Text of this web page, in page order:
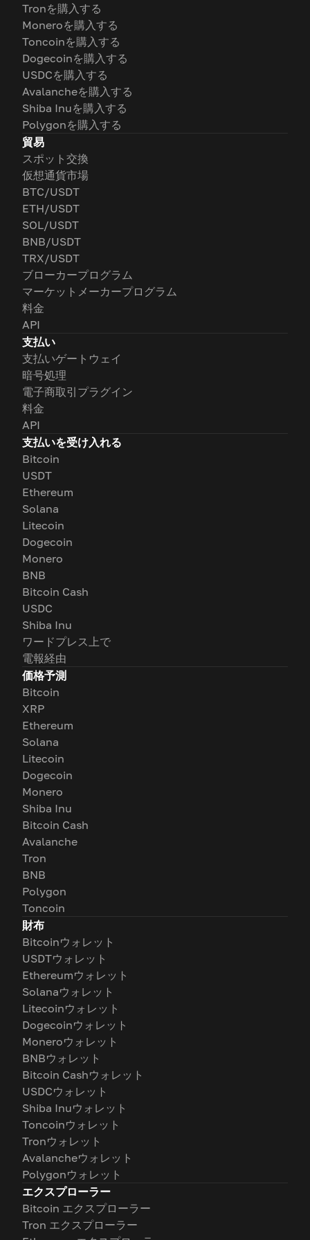
Tronを購入する
Moneroを購入する
Toncoinを購入する
Dogecoinを購入する
USDCを購入する
Avalancheを購入する
Shiba Inuを購入する
Polygonを購入する
貿易
スポット交換
仮想通貨市場
BTC/USDT
ETH/USDT
SOL/USDT
BNB/USDT
TRX/USDT
ブローカープログラム
マーケットメーカープログラム
料金
API
支払い
支払いゲートウェイ
暗号処理
電子商取引プラグイン
料金
API
支払いを受け入れる
Bitcoin
USDT
Ethereum
Solana
Litecoin
Dogecoin
Monero
BNB
Bitcoin Cash
USDC
Shiba Inu
ワードプレス上で
電報経由
価格予測
Bitcoin
XRP
Ethereum
Solana
Litecoin
Dogecoin
Monero
Shiba Inu
Bitcoin Cash
Avalanche
Tron
BNB
Polygon
Toncoin
財布
Bitcoinウォレット
USDTウォレット
Ethereumウォレット
Solanaウォレット
Litecoinウォレット
Dogecoinウォレット
Moneroウォレット
BNBウォレット
Bitcoin Cashウォレット
USDCウォレット
Shiba Inuウォレット
Toncoinウォレット
Tronウォレット
Avalancheウォレット
Polygonウォレット
エクスプローラー
Bitcoin エクスプローラー
Tron エクスプローラー